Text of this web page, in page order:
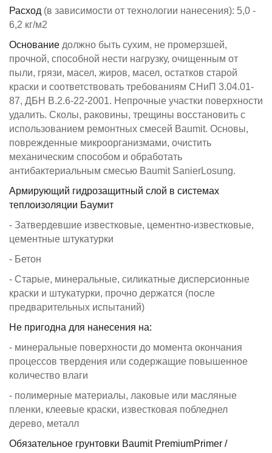
Расход (в зависимости от технологии нанесения): 5,0 -
6,2 кг/м2
Основание должно быть сухим, не промерзшей,
прочной, способной нести нагрузку, очищенным от
пыли, грязи, масел, жиров, масел, остатков старой
краски и соответствовать требованиям СНиП 3.04.01-
87, ДБН В.2.6-22-2001. Непрочные участки поверхности
удалить. Сколы, раковины, трещины восстановить с
использованием ремонтных смесей Baumit. Основы,
поврежденные микроорганизмами, очистить
механическим способом и обработать
антибактериальным смесью Baumit SanierLosung.
Армирующий гидрозащитный слой в системах
теплоизоляции Баумит
- Затвердевшие известковые, цементно-известковые,
цементные штукатурки
- Бетон
- Старые, минеральные, силикатные дисперсионные
краски и штукатурки, прочно держатся (после
предварительных испытаний)
Не пригодна для нанесения на:
- минеральные поверхности до момента окончания
процессов твердения или содержащие повышенное
количество влаги
- полимерные материалы, лаковые или масляные
пленки, клеевые краски, известковая побледнел
дерево, металл
Обязательное грунтовки Baumit PremiumPrimer /